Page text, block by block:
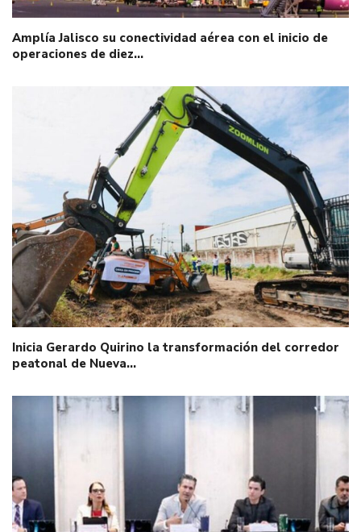
Amplía Jalisco su conectividad aérea con el inicio de
operaciones de diez…
Inicia Gerardo Quirino la transformación del corredor
peatonal de Nueva…